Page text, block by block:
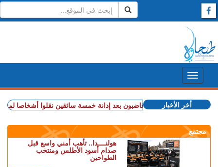
+ مهنيو الطاكسيات غاضبون بعد إدانة خمسة سائقين نقلوا أشخاصا لمعبر باب
أخر الأخبار
مجتمع
هولنــــدا.. تأهب أمني واسع قبل
صدام أسود الأطلس ومنتخب
الطواحين